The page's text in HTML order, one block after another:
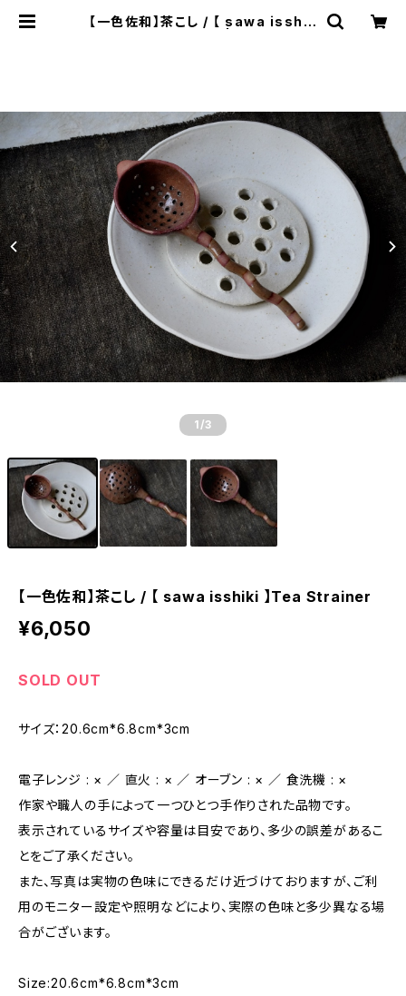
【一色佐和】茶こし / 【 sawa isshik
1 /3
【一色佐和】茶こし / 【 sawa isshiki 】Tea Strainer
¥6,050
SOLD OUT
サイズ：20.6cm*6.8cm*3cm
電子レンジ : × ／ 直火 : × ／ オーブン : × ／ 食洗機 : ×
作家や職人の手によって一つひとつ手作りされた品物です。
表示されているサイズや容量は目安であり、多少の誤差があるこ
とをご了承ください。
また、写真は実物の色味にできるだけ近づけておりますが、ご利
用のモニター設定や照明などにより、実際の色味と多少異なる場
合がございます。
Size:20.6cm*6.8cm*3cm